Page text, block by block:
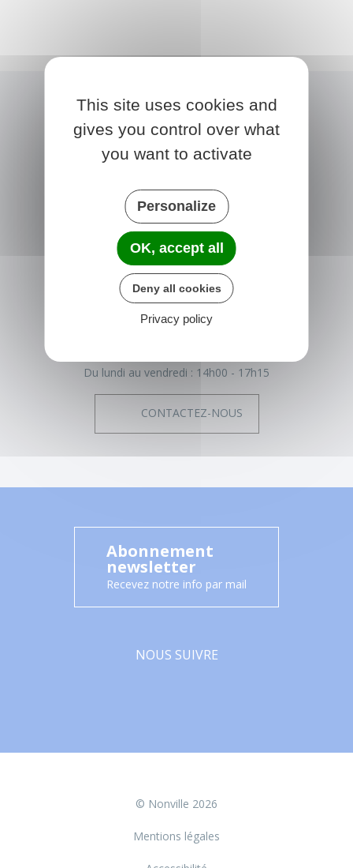
NONVILLE
Place de la Mairie
77140 nonville
France
01 64 29 01 34
Du lundi au vendredi : 14h00 - 17h15
CONTACTEZ-NOUS
Abonnement
newsletter
Recevez notre info par mail
NOUS SUIVRE
© Nonville 2026
Mentions légales
This site uses cookies and
gives you control over what
you want to activate
Personalize
OK, accept all
Deny all cookies
Privacy policy